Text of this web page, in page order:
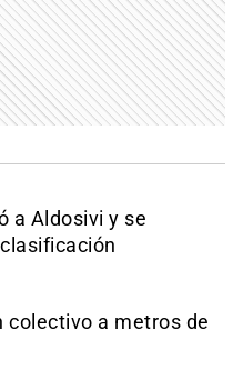
a Aldosivi y se
colectivo a metros de